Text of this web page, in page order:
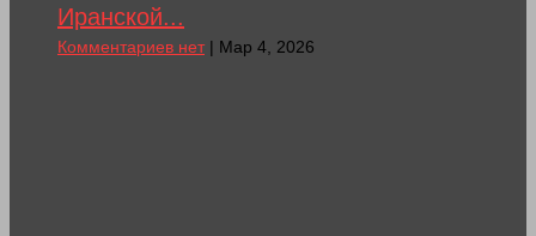
Иранской...
Комментариев нет| Мар 4, 2026